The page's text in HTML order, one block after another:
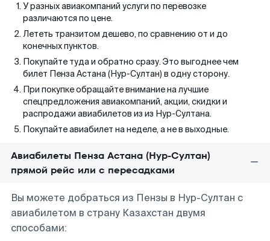
У разных авиакомпаний услуги по перевозке
различаются по цене.
Лететь транзитом дешево, по сравнению от и до
конечных пунктов.
Покупайте туда и обратно сразу. Это выгоднее чем
билет Пенза Астана (Нур-Султан) в одну сторону.
При покупке обращайте внимание на лучшие
спецпредложения авиакомпаний, акции, скидки и
распродажи авиабилетов из из Нур-Султана.
Покупайте авиабилет на неделе, а не в выходные.
Авиабилеты Пенза Астана (Нур-Султан)
прямой рейс или с пересадками
Вы можете добраться из Пензы в Нур-Султан с
авиабилетом в страну Казахстан двумя
способами: